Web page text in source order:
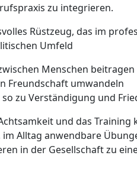
zu integrieren.
Rüstzeug, das im
Umfeld
Menschen beitragen
Freundschaft umwandeln
zu Verständigung und
und das
Alltag anwendbare
in der Gesellschaft zu